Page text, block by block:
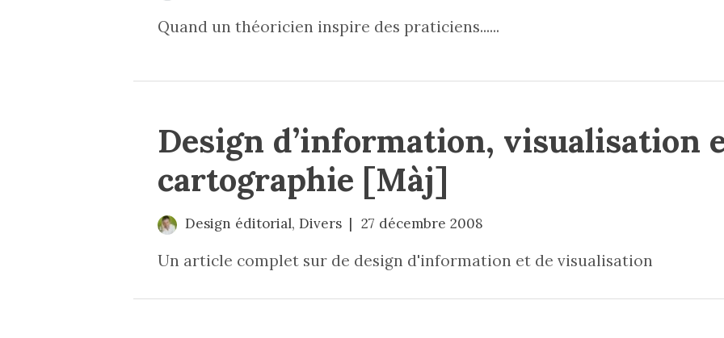
Quand un théoricien inspire des praticiens......
Design d’information, visualisation
cartographie [Màj]
Design éditorial,Divers 27 décembre 2008
Un article complet sur de design d'information et de visualisation